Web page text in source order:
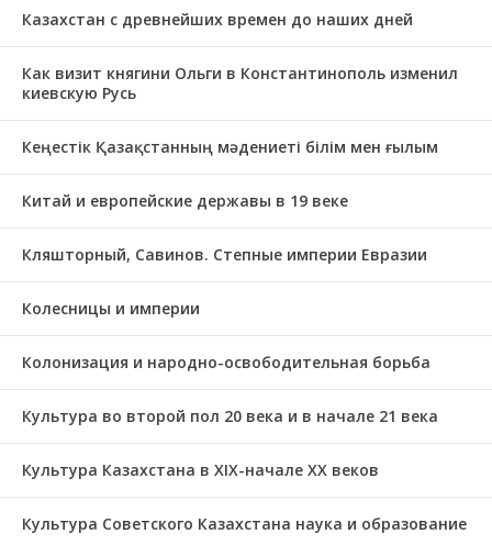
Казахстан с древнейших времен до наших дней
Как визит княгини Ольги в Константинополь изменил
киевскую Русь
Кеңестік Қазақстанның мәдениеті білім мен ғылым
Китай и европейские державы в 19 веке
Кляшторный, Савинов. Степные империи Евразии
Колесницы и империи
Колонизация и народно-освободительная борьба
Культура во второй пол 20 века и в начале 21 века
Культура Казахстана в ХІХ-начале ХХ веков
Культура Советского Казахстана наука и образование